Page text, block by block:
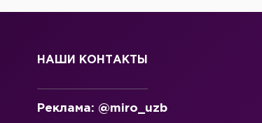
НАШИ КОНТАКТЫ
Реклама: @miro_uzb